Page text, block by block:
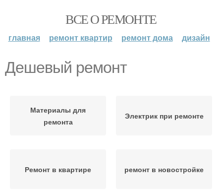
ВСЕ О РЕМОНТЕ
главная ремонт квартир ремонт дома дизайн
Дешевый ремонт
Материалы для
ремонта
Электрик при ремонте
Ремонт в квартире ремонт в новостройке